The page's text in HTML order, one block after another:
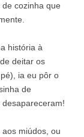
cozinha que
história à
deitar os
ia eu pôr o
de
miúdos, ou